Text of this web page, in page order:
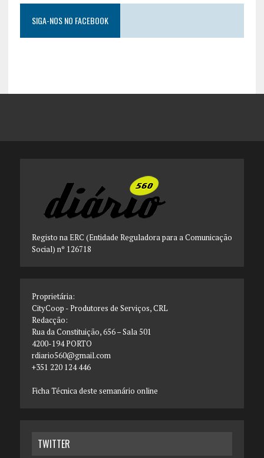
SIGA-NOS NO FACEBOOK
Registo na ERC (Entidade Reguladora para a Comunicação
Social) nº 126718
Proprietária:
CityCoop - Produtores de Serviços, CRL
Redacção:
Rua da Constituição, 656 – Sala 501
4200-194 PORTO
rdiario560@gmail.com
+351 220 124 446
Ficha Técnica deste semanário online
TWITTER